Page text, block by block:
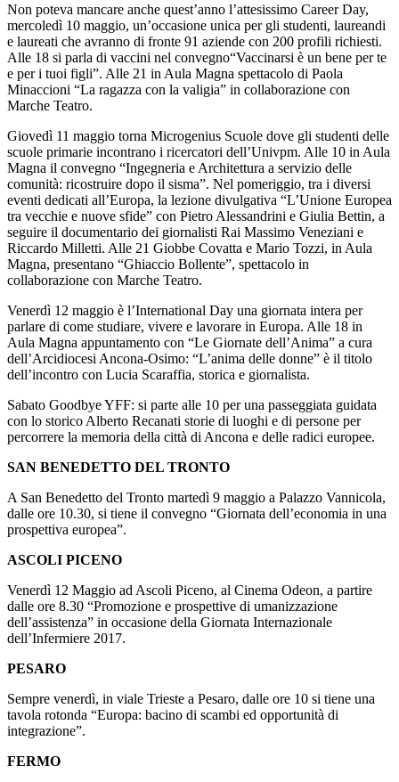
Non poteva mancare anche quest’anno l’attesissimo Career Day,
mercoledì 10 maggio, un’occasione unica per gli studenti, laureandi
e laureati che avranno di fronte 91 aziende con 200 profili richiesti.
Alle 18 si parla di vaccini nel convegno“Vaccinarsi è un bene per te
e per i tuoi figli”. Alle 21 in Aula Magna spettacolo di Paola
Minaccioni “La ragazza con la valigia” in collaborazione con
Marche Teatro.
Giovedì 11 maggio torna Microgenius Scuole dove gli studenti delle
scuole primarie incontrano i ricercatori dell’Univpm. Alle 10 in Aula
Magna il convegno “Ingegneria e Architettura a servizio delle
comunità: ricostruire dopo il sisma”. Nel pomeriggio, tra i diversi
eventi dedicati all’Europa, la lezione divulgativa “L’Unione Europea
tra vecchie e nuove sfide” con Pietro Alessandrini e Giulia Bettin, a
seguire il documentario dei giornalisti Rai Massimo Veneziani e
Riccardo Milletti. Alle 21 Giobbe Covatta e Mario Tozzi, in Aula
Magna, presentano “Ghiaccio Bollente”, spettacolo in
collaborazione con Marche Teatro.
Venerdì 12 maggio è l’International Day una giornata intera per
parlare di come studiare, vivere e lavorare in Europa. Alle 18 in
Aula Magna appuntamento con “Le Giornate dell’Anima” a cura
dell’Arcidiocesi Ancona-Osimo: “L’anima delle donne” è il titolo
dell’incontro con Lucia Scaraffia, storica e giornalista.
Sabato Goodbye YFF: si parte alle 10 per una passeggiata guidata
con lo storico Alberto Recanati storie di luoghi e di persone per
percorrere la memoria della città di Ancona e delle radici europee.
SAN BENEDETTO DEL TRONTO
A San Benedetto del Tronto martedì 9 maggio a Palazzo Vannicola,
dalle ore 10.30, si tiene il convegno “Giornata dell’economia in una
prospettiva europea”.
ASCOLI PICENO
Venerdì 12 Maggio ad Ascoli Piceno, al Cinema Odeon, a partire
dalle ore 8.30 “Promozione e prospettive di umanizzazione
dell’assistenza” in occasione della Giornata Internazionale
dell’Infermiere 2017.
PESARO
Sempre venerdì, in viale Trieste a Pesaro, dalle ore 10 si tiene una
tavola rotonda “Europa: bacino di scambi ed opportunità di
integrazione”.
FERMO